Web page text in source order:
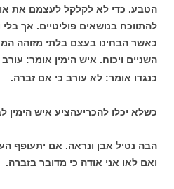
הטבע. כדי לא לקלקל לעצמם את
להתווכח בנושאים פוליטיים. אך בלי
כאשר הבחינו בעצם בלתי מזוהה
השניים ויכוח. איש הימין אומר:
כנגדו אומר: לא עורב כי אם זברה.
כשלא יכלו להכריעהציע איש הימין
הבה נטיל אבן ונראה. אם יתעופף
ואם לאו אני אודה כי מדובר בזברה.